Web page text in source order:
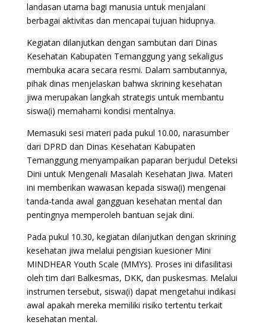
landasan utama bagi manusia untuk menjalani
berbagai aktivitas dan mencapai tujuan hidupnya.
Kegiatan dilanjutkan dengan sambutan dari Dinas
Kesehatan Kabupaten Temanggung yang sekaligus
membuka acara secara resmi. Dalam sambutannya,
pihak dinas menjelaskan bahwa skrining kesehatan
jiwa merupakan langkah strategis untuk membantu
siswa(i) memahami kondisi mentalnya.
Memasuki sesi materi pada pukul 10.00, narasumber
dari DPRD dan Dinas Kesehatan Kabupaten
Temanggung menyampaikan paparan berjudul Deteksi
Dini untuk Mengenali Masalah Kesehatan Jiwa. Materi
ini memberikan wawasan kepada siswa(i) mengenai
tanda-tanda awal gangguan kesehatan mental dan
pentingnya memperoleh bantuan sejak dini.
Pada pukul 10.30, kegiatan dilanjutkan dengan skrining
kesehatan jiwa melalui pengisian kuesioner Mini
MINDHEAR Youth Scale (MMYs). Proses ini difasilitasi
oleh tim dari Balkesmas, DKK, dan puskesmas. Melalui
instrumen tersebut, siswa(i) dapat mengetahui indikasi
awal apakah mereka memiliki risiko tertentu terkait
kesehatan mental.